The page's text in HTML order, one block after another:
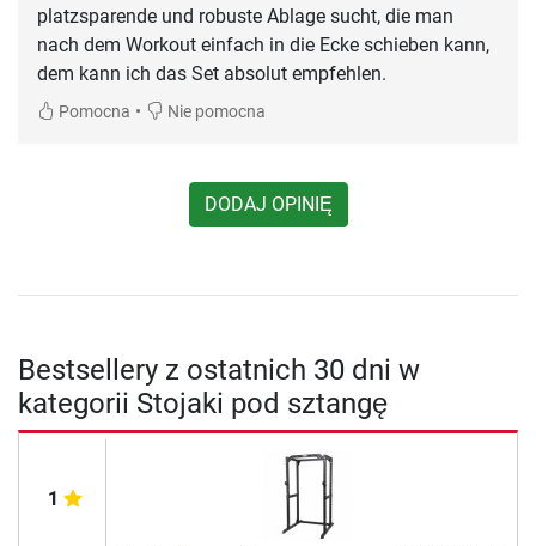
platzsparende und robuste Ablage sucht, die man
nach dem Workout einfach in die Ecke schieben kann,
dem kann ich das Set absolut empfehlen.
Pomocna • Nie pomocna
DODAJ OPINIĘ
Bestsellery z ostatnich 30 dni w
kategorii Stojaki pod sztangę
1